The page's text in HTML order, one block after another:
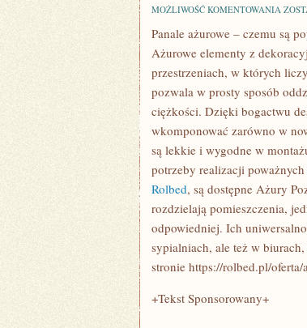
MOŻLIWOŚĆ KOMENTOWANIA
–
NA
JAKIE
PRZY
Panale ażurowe – czemu są
Ażurowe elementy z
przestrzeniach, w których
pozwala w prosty sposób
ciężkości. Dzięki bogactwu
wkomponować zarówno w
są lekkie i wygodne w
potrzeby realizacji
Rolbed, są dostępne Ażury
rozdzielają pomieszczenia,
odpowiedniej. Ich
sypialniach, ale też w
stronie https://rolbed.pl/oferta/
+Tekst Sponsorowany+